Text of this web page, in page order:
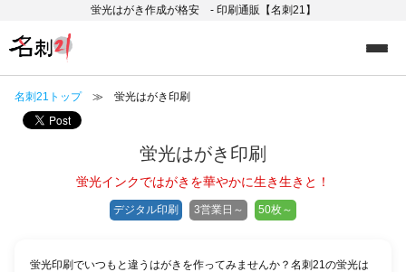
蛍光はがき作成が格安 - 印刷通販【名刺21】
名刺21トップ≫ 蛍光はがき印刷
蛍光はがき印刷
蛍光インクではがきを華やかに生き生きと！
デジタル印刷 3営業日～ 50枚～
蛍光印刷でいつもと違うはがきを作ってみませんか？名刺21の蛍光は